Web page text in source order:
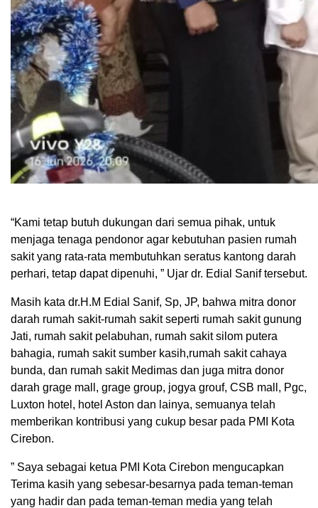
“Kami tetap butuh dukungan dari semua pihak, untuk
menjaga tenaga pendonor agar kebutuhan pasien rumah
sakit yang rata-rata membutuhkan seratus kantong darah
perhari, tetap dapat dipenuhi, ” Ujar dr. Edial Sanif tersebut.
Masih kata dr.H.M Edial Sanif, Sp, JP, bahwa mitra donor
darah rumah sakit-rumah sakit seperti rumah sakit gunung
Jati, rumah sakit pelabuhan, rumah sakit silom putera
bahagia, rumah sakit sumber kasih,rumah sakit cahaya
bunda, dan rumah sakit Medimas dan juga mitra donor
darah grage mall, grage group, jogya grouf, CSB mall, Pgc,
Luxton hotel, hotel Aston dan lainya, semuanya telah
memberikan kontribusi yang cukup besar pada PMI Kota
Cirebon.
” Saya sebagai ketua PMI Kota Cirebon mengucapkan
Terima kasih yang sebesar-besarnya pada teman-teman
yang hadir dan pada teman-teman media yang telah